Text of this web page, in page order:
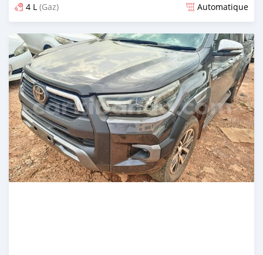
4 L (Gaz) Automatique
Publié il y a plus d'un an